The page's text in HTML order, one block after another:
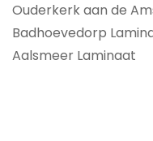
Ouderkerk aan de
Badhoevedorp
Aalsmeer Laminaat